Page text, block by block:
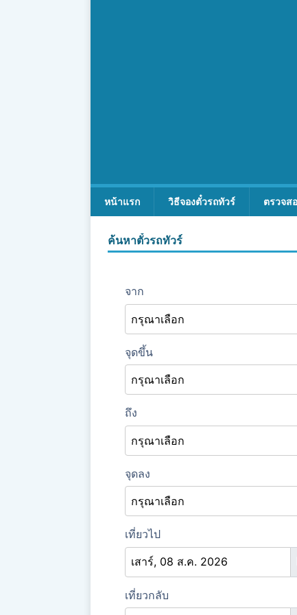
หน้าแรก วิธีจองตั๋วรถทัวร์ ตรวจส
ค้นหาตั๋วรถทัวร์